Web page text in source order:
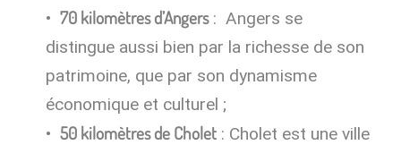
70 kilomètres d’Angers: Angers se
distingue aussi bien par la richesse de son
patrimoine, que par son dynamisme
économique et culturel ;
50 kilomètres de Cholet : Cholet est une ville